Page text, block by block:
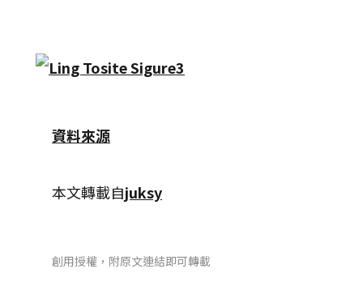
資料來源
本文轉載自juksy
創用授權，附原文連結即可轉載